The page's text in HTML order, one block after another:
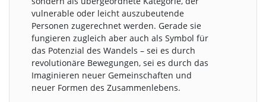
vulnerable oder leicht auszubeutende
Personen zugerechnet werden. Gerade sie
fungieren zugleich aber auch als Symbol für
das Potenzial des Wandels – sei es durch
revolutionäre Bewegungen, sei es durch das
Imaginieren neuer Gemeinschaften und
neuer Formen des Zusammenlebens.